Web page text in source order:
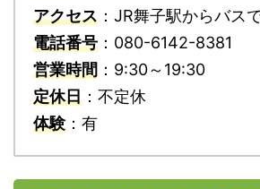
アクセス ：JR舞子駅からバス
電話番号 ：080-6142-8381
営業時間 ：9:30～19:30
定休日 ：不定休
体験 ：有